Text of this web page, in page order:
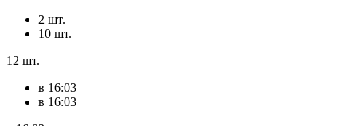
2 шт.
10 шт.
12 шт.
в 16:03
в 16:03